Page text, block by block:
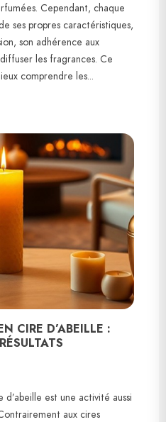
Cependant, chaque
ses propres caractéristiques,
son adhérence aux
les fragrances. Ce
comprendre les...
CIRE D’ABEILLE :
est une activité aussi
aux cires